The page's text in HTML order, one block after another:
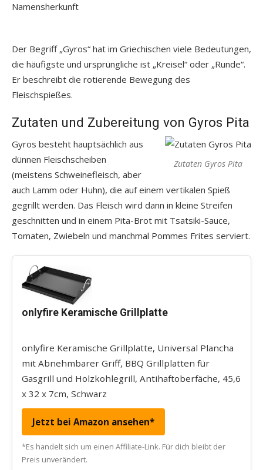
Namensherkunft
Der Begriff „Gyros“ hat im Griechischen viele Bedeutungen,
die häufigste und ursprüngliche ist „Kreisel“ oder „Runde“.
Er beschreibt die rotierende Bewegung des
Fleischspießes.
Zutaten und Zubereitung von Gyros Pita
Zutaten Gyros Pita
Gyros besteht hauptsächlich aus
dünnen Fleischscheiben
(meistens Schweinefleisch, aber
auch Lamm oder Huhn), die auf einem vertikalen Spieß
gegrillt werden. Das Fleisch wird dann in kleine Streifen
geschnitten und in einem Pita-Brot mit Tsatsiki-Sauce,
Tomaten, Zwiebeln und manchmal Pommes Frites serviert.
onlyfire Keramische Grillplatte
onlyfire Keramische Grillplatte, Universal Plancha
mit Abnehmbarer Griff, BBQ Grillplatten für
Gasgrill und Holzkohlegrill, Antihaftoberfäche, 45,6
x 32 x 7cm, Schwarz
Jetzt bei Amazon ansehen*
*Es handelt sich um einen Affiliate-Link. Für dich bleibt der
Preis unverändert.